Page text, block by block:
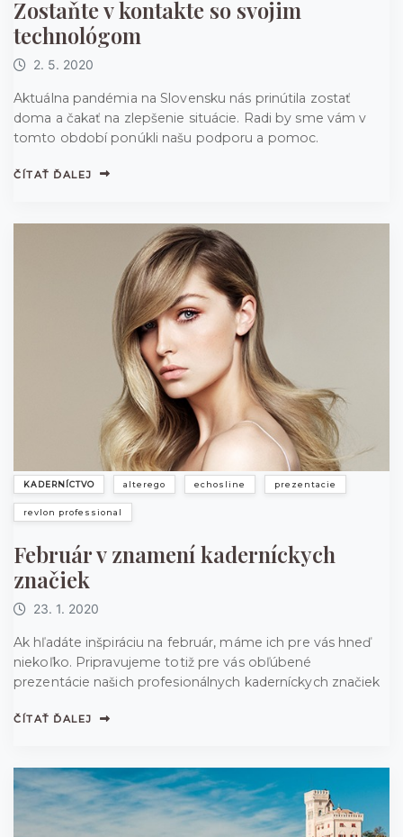
Zostaňte v kontakte so svojim
technológom
2. 5. 2020
Aktuálna pandémia na Slovensku nás prinútila zostať
doma a čakať na zlepšenie situácie. Radi by sme vám v
tomto období ponúkli našu podporu a pomoc.
ČÍTAŤ ĎALEJ
KADERNÍCTVO alterego echosline prezentacie
revlon professional
Február v znamení kaderníckych
značiek
23. 1. 2020
Ak hľadáte inšpiráciu na február, máme ich pre vás hneď
niekoľko. Pripravujeme totiž pre vás obľúbené
prezentácie našich profesionálnych kaderníckych značiek
ČÍTAŤ ĎALEJ